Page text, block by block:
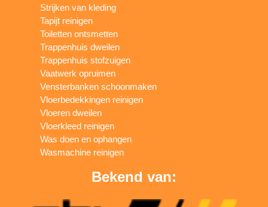
Strijken van kleding
Tapijt reinigen
Toiletten ontsmetten
Trappenhuis dweilen
Trappenhuis stofzuigen
Vaatwerk opruimen
Vensterbanken schoonmaken
Vloerbedekkingen reinigen
Vloeren dweilen
Vloerkleed reinigen
Was doen en ophangen
Wasmachine reinigen
Bekend van: